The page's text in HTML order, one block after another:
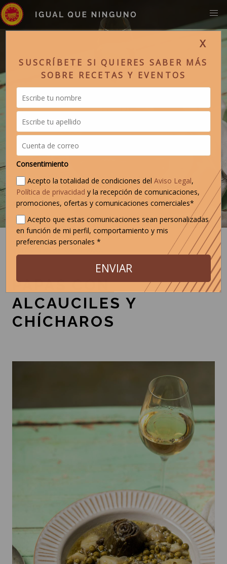
PAPAS CON
ALCAUCILES Y
CHÍCHAROS
X
SUSCRÍBETE SI QUIERES SABER MÁS
SOBRE RECETAS Y EVENTOS
Consentimiento
Acepto la totalidad de condiciones delAviso Legal,
Política de privacidad y la recepción de comunicaciones,
promociones, ofertas y comunicaciones comerciales*
Acepto que estas comunicaciones sean personalizadas
en función de mi perfil, comportamiento y mis
preferencias personales *
ENVIAR